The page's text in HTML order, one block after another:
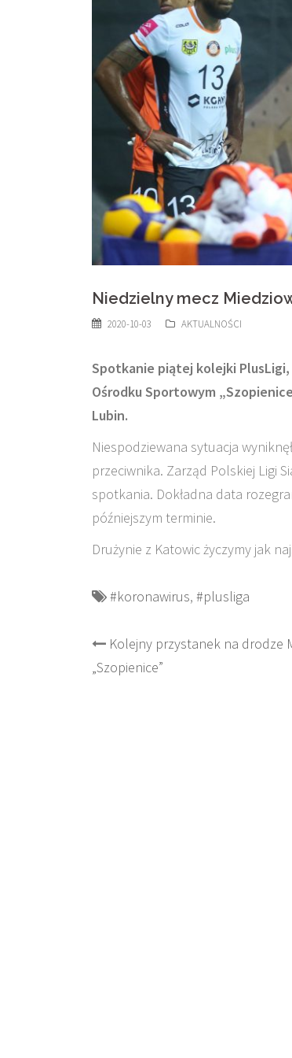
Niedzielny mecz
2020-10-03 AKTUALNOŚCI
Spotkanie piątej kolejki
Ośrodku Sportowym
Lubin.
Niespodziewana sytuacja
przeciwnika. Zarząd Polskiej Ligi
spotkania. Dokładna data
późniejszym terminie.
Drużynie z Katowic życzymy jak
#koronawirus, #plusliga
Post
navigation
Kolejny przystanek na drodze
„Szopienice”